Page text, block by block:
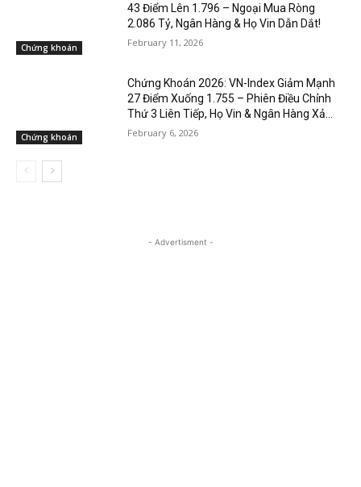
Chứng khoán
43 Điểm Lên 1.796 – Ngoại Mua Ròng
2.086 Tỷ, Ngân Hàng & Họ Vin Dẫn Dắt!
February 11, 2026
Chứng khoán
Chứng Khoán 2026: VN-Index Giảm Mạnh
27 Điểm Xuống 1.755 – Phiên Điều Chỉnh
Thứ 3 Liên Tiếp, Họ Vin & Ngân Hàng Xả...
February 6, 2026
- Advertisment -